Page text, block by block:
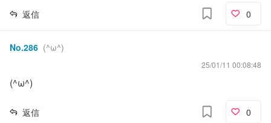
返信 0
No.286 (^ω^)
25/01/11 00:08:48
(^ω^)
返信 0